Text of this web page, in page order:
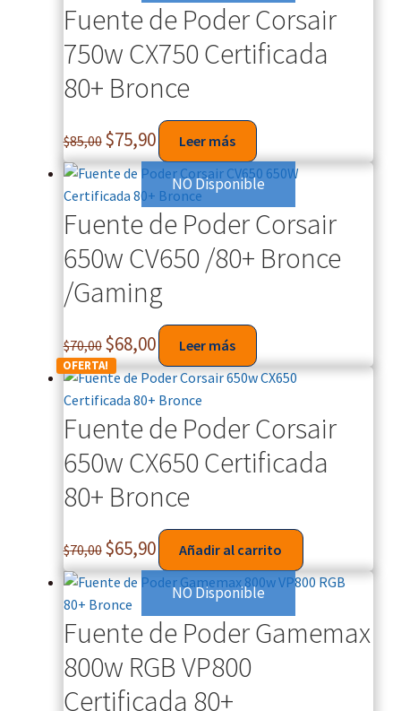
Fuente de Poder Corsair
750w CX750 Certificada
80+ Bronce
$85,00 $75,90 Leer más
NO Disponible
Fuente de Poder Corsair
650w CV650 /80+ Bronce
/Gaming
$70,00 $68,00 Leer más
OFERTA!
Fuente de Poder Corsair
650w CX650 Certificada
80+ Bronce
$70,00 $65,90 Añadir al carrito
NO Disponible
Fuente de Poder Gamemax
800w RGB VP800
Certificada 80+